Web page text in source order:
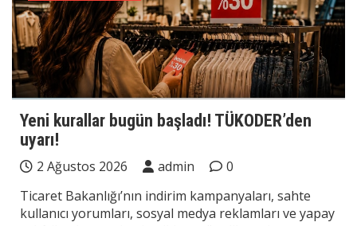
Yeni kurallar bugün başladı! TÜKODER’den
uyarı!
2 Ağustos 2026 admin
0
Ticaret Bakanlığı’nın indirim kampanyaları, sahte
kullanıcı yorumları, sosyal medya reklamları ve yapay